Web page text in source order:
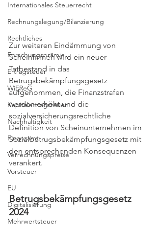
Internationales Steuerrecht
Rechnungslegung/Bilanzierung
Rechtliches
Forschungsprämie
Ertragsteuer
WiEReG
Kapitalertragsteuer
Nachhaltigkeit
Finanzamt
Verrechnungspreise
Vorsteuer
EU
Digitalisierung
Mehrwertsteuer
Zur weiteren Eindämmung von
Scheinfirmen wird ein neuer
Tatbestand in das
Betrugsbekämpfungsgesetz
aufgenommen, die Finanzstrafen
werden erhöht und die
sozialversicherungsrechtliche
Definition von Scheinunternehmen im
Sozialbetrugsbekämpfungsgesetz mit
den entsprechenden Konsequenzen
verankert.
Betrugsbekämpfungsgesetz
2024